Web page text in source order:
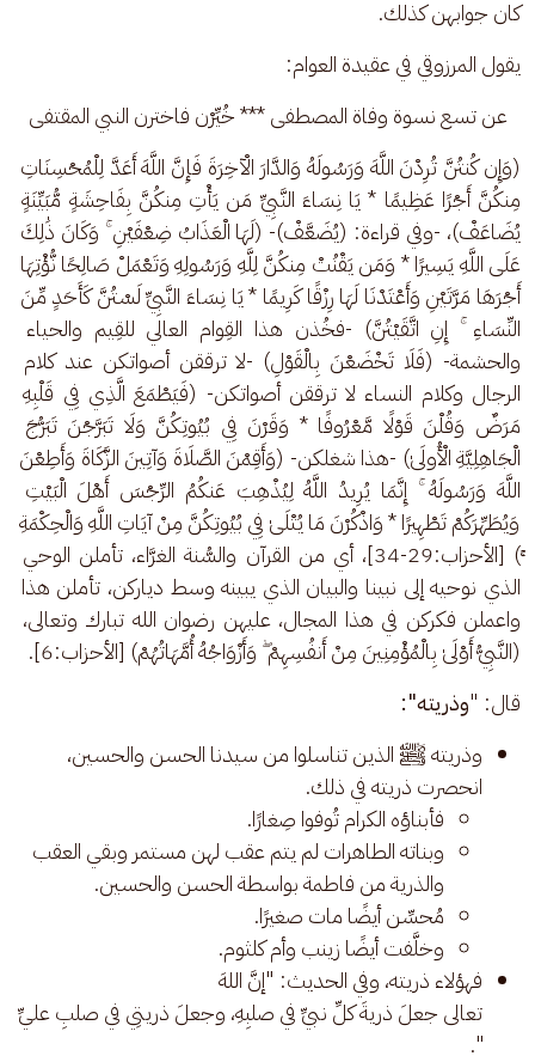
كان جوابهن كذلك.
يقول المرزوقي في عقيدة العوام:
عن تسع نسوة وفاة المصطفى *** خُيِّرْن فاخترن النبي المقتفى
(وَإِن كُنتُنَّ تُرِدْنَ اللَّهَ وَرَسُولَهُ وَالدَّارَ الْآخِرَةَ فَإِنَّ اللَّهَ أَعَدَّ لِلْمُحْسِنَاتِ
مِنكُنَّ أَجْرًا عَظِيمًا * يَا نِسَاءَ النَّبِيِّ مَن يَأْتِ مِنكُنَّ بِفَاحِشَةٍ مُّبَيِّنَةٍ
يُضَاعَفْ)، -وفي قراءة: (يُضَعَّفْ)- (لَهَا الْعَذَابُ ضِعْفَيْنِ ۚ وَكَانَ ذَٰلِكَ
عَلَى اللَّهِ يَسِيرًا * وَمَن يَقْنُتْ مِنكُنَّ لِلَّهِ وَرَسُولِهِ وَتَعْمَلْ صَالِحًا نُّؤْتِهَا
أَجْرَهَا مَرَّتَيْنِ وَأَعْتَدْنَا لَهَا رِزْقًا كَرِيمًا * يَا نِسَاءَ النَّبِيِّ لَسْتُنَّ كَأَحَدٍ مِّنَ
النِّسَاءِ ۚ إِنِ اتَّقَيْتُنَّ)‎ -فخُذن هذا القِوام العالي للقِيم والحياء
والحشمة- (فَلَا تَخْضَعْنَ بِالْقَوْلِ) -لا ترققن أصواتكن عند كلام
الرجال وكلام النساء لا ترققن أصواتكن- (فَيَطْمَعَ الَّذِي فِي قَلْبِهِ
مَرَضٌ وَقُلْنَ قَوْلًا مَّعْرُوفًا * وَقَرْنَ فِي بُيُوتِكُنَّ وَلَا تَبَرَّجْنَ تَبَرُّجَ
الْجَاهِلِيَّةِ الْأُولَىٰ) -هذا شغلكن- (وَأَقِمْنَ الصَّلَاةَ وَآتِينَ الزَّكَاةَ وَأَطِعْنَ
اللَّهَ وَرَسُولَهُ ۚ إِنَّمَا يُرِيدُ اللَّهُ لِيُذْهِبَ عَنكُمُ الرِّجْسَ أَهْلَ الْبَيْتِ
وَيُطَهِّرَكُمْ تَطْهِيرًا * وَاذْكُرْنَ مَا يُتْلَىٰ فِي بُيُوتِكُنَّ مِنْ آيَاتِ اللَّهِ وَالْحِكْمَةِ
ۚ) [الأحزاب:29-34]، أي من القرآن والسُّنة الغرَّاء، تأملن الوحي
الذي نوحيه إلى نبينا والبيان الذي يبينه وسط دياركن، تأملن هذا
واعملن فكركن في هذا المجال، عليهن رضوان الله تبارك وتعالى،
(النَّبِيُّ أَوْلَىٰ بِالْمُؤْمِنِينَ مِنْ أَنفُسِهِمْ ۖ وَأَزْوَاجُهُ أُمَّهَاتُهُمْ) [الأحزاب:6].
قال: "وذريته":
وذريته ﷺ الذين تناسلوا من سيدنا الحسن والحسين،
انحصرت ذريته في ذلك.
فأبناؤه الكرام تُوفوا صِغارًا.
وبناته الطاهرات لم يتم عقب لهن مستمر وبقي العقب
والذرية من فاطمة بواسطة الحسن والحسين.
مُحسِّن أيضًا مات صغيرًا.
وخلَّفت أيضًا زينب وأم كلثوم.
فهؤلاء ذريته، وفي الحديث: "إنَّ اللهَ
تعالى جعلَ ذريةَ كلِّ نبيِّ في صلبِهِ، وجعلَ ذريتِي في صلبِ عليِّ
".